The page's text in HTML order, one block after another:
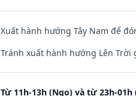
Xuất hành hướng Tây Nam để
Tránh xuất hành hướng Lên Trời
Từ 11h-13h (Ngọ) và từ 23h-01h